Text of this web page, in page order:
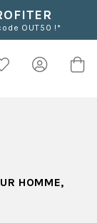
OUT50 !*
HOMME,